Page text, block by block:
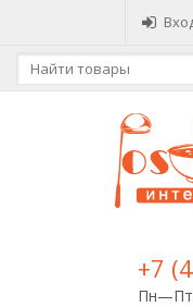
+7
Пн—Пт